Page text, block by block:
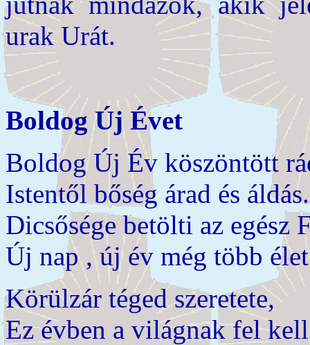
urak Urát.
Boldog Új Évet
Boldog Új Év köszöntött
Istentől bőség árad és áldás.
Dicsősége betölti az egész
Új nap , új év még több
Körülzár téged szeretete,
Ez évben a világnak fel